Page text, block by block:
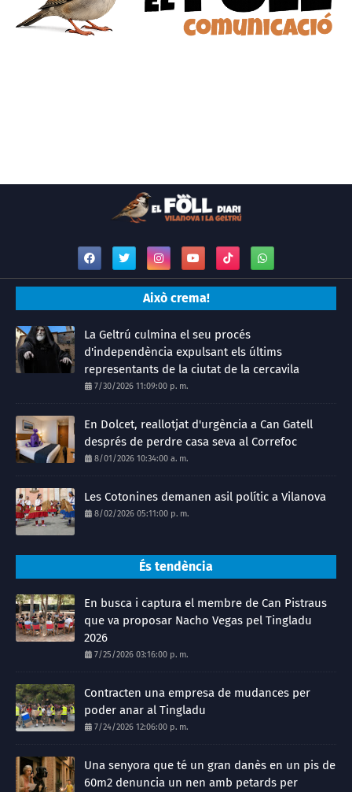
Això crema!
La Geltrú culmina el seu procés
d'independència expulsant els últims
representants de la ciutat de la cercavila
7/30/2026 11:09:00 p. m.
En Dolcet, reallotjat d'urgència a Can Gatell
després de perdre casa seva al Correfoc
8/01/2026 10:34:00 a. m.
Les Cotonines demanen asil polític a Vilanova
8/02/2026 05:11:00 p. m.
És tendència
En busca i captura el membre de Can Pistraus
que va proposar Nacho Vegas pel Tingladu
2026
7/25/2026 03:16:00 p. m.
Contracten una empresa de mudances per
poder anar al Tingladu
7/24/2026 12:06:00 p. m.
Una senyora que té un gran danès en un pis de
60m2 denuncia un nen amb petards per